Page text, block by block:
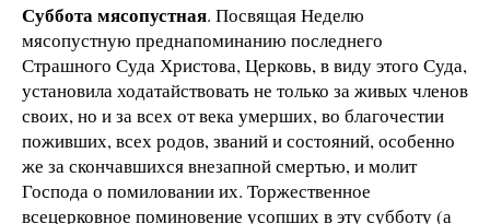
Суббота мясопустная. Посвящая Неделю
мясопустную преднапоминанию последнего
Страшного Суда Христова, Церковь, в виду этого Суда,
установила ходатайствовать не только за живых членов
своих, но и за всех от века умерших, во благочестии
поживших, всех родов, званий и состояний, особенно
же за скончавшихся внезапной смертью, и молит
Господа о помиловании их. Торжественное
всецерковное поминовение усопших в эту субботу (а